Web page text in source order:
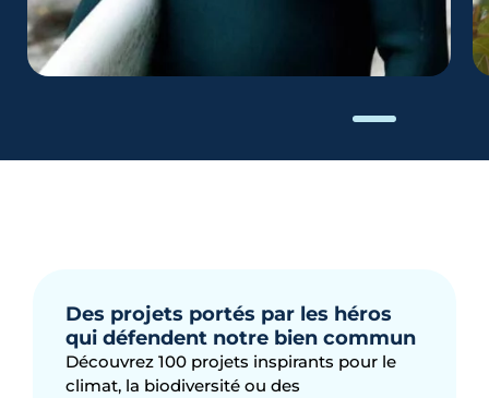
Des projets portés par les héros
qui défendent notre bien commun
Découvrez 100 projets inspirants pour le
climat, la biodiversité ou des